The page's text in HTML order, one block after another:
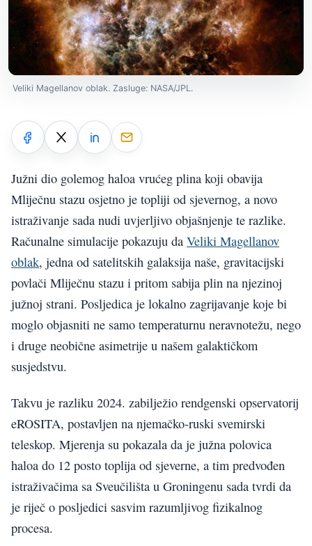
Veliki Magellanov oblak. Zasluge: NASA/JPL.
Južni dio golemog haloa vrućeg plina koji obavija
Mliječnu stazu osjetno je topliji od sjevernog, a novo
istraživanje sada nudi uvjerljivo objašnjenje te razlike.
Računalne simulacije pokazuju da Veliki Magellanov
oblak, jedna od satelitskih galaksija naše, gravitacijski
povlači Mliječnu stazu i pritom sabija plin na njezinoj
južnoj strani. Posljedica je lokalno zagrijavanje koje bi
moglo objasniti ne samo temperaturnu neravnotežu, nego
i druge neobične asimetrije u našem galaktičkom
susjedstvu.
Takvu je razliku 2024. zabilježio rendgenski opservatorij
eROSITA, postavljen na njemačko-ruski svemirski
teleskop. Mjerenja su pokazala da je južna polovica
haloa do 12 posto toplija od sjeverne, a tim predvođen
istraživačima sa Sveučilišta u Groningenu sada tvrdi da
je riječ o posljedici sasvim razumljivog fizikalnog
procesa.